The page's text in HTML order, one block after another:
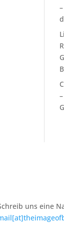
uns eine